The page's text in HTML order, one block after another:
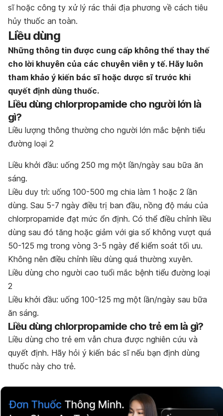
sĩ hoặc công ty xử lý rác thải địa phương về cách tiêu
hủy thuốc an toàn.
Liều dùng
Những thông tin được cung cấp không thể thay thế
cho lời khuyên của các chuyên viên y tế. Hãy luôn
tham khảo ý kiến bác sĩ hoặc dược sĩ trước khi
quyết định dùng thuốc.
Liều dùng chlorpropamide cho người lớn là
gì?
Liều lượng thông thường cho người lớn mắc bệnh tiểu
đường loại 2
Liều khởi đầu: uống 250 mg một lần/ngày sau bữa ăn
sáng.
Liều duy trì: uống 100-500 mg chia làm 1 hoặc 2 lần
dùng. Sau 5-7 ngày điều trị ban đầu, nồng độ máu của
chlorpropamide đạt mức ổn định. Có thể điều chỉnh liều
dùng sau đó tăng hoặc giảm với gia số không vượt quá
50-125 mg trong vòng 3-5 ngày để kiểm soát tối ưu.
Không nên điều chỉnh liều dùng quá thường xuyên.
Liều dùng cho người cao tuổi mắc bệnh tiểu đường loại
2
Liều khởi đầu: uống 100-125 mg một lần/ngày sau bữa
ăn sáng.
Liều dùng chlorpropamide cho trẻ em là gì?
Liều dùng cho trẻ em vẫn chưa được nghiên cứu và
quyết định. Hãy hỏi ý kiến bác sĩ nếu bạn định dùng
thuốc này cho trẻ.